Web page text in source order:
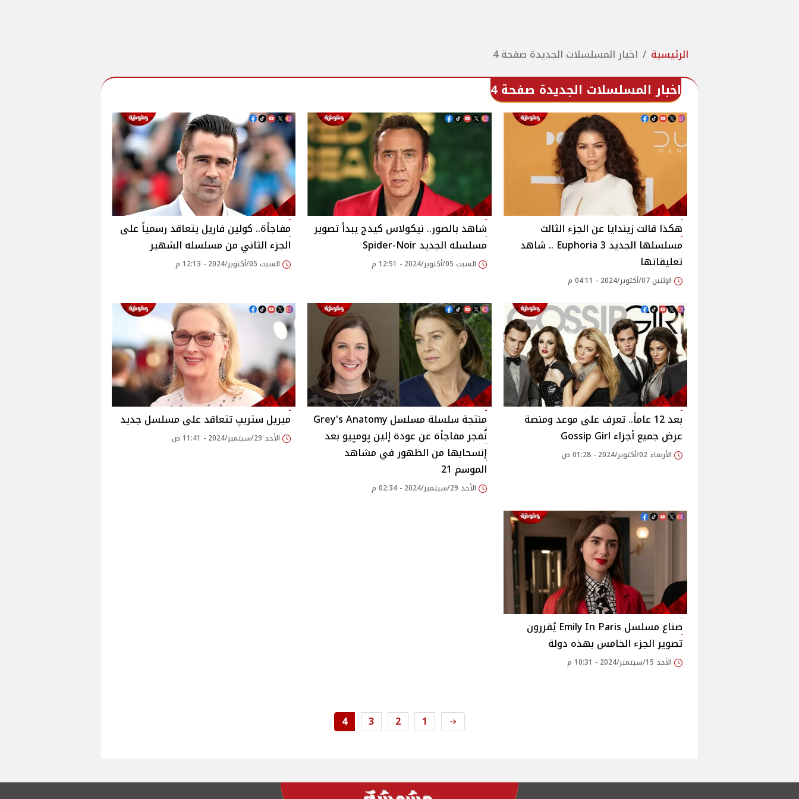
الرئيسية اخبار المسلسلات الجديدة صفحة 4
اخبار المسلسلات الجديدة صفحة 4
هكذا قالت زيندايا عن الجزء الثالث
مسلسلها الجديد Euphoria 3 .. شاهد
تعليقاتها
الإثنين 07/أكتوبر/2024 - 04:11 م
شاهد بالصور.. نيكولاس كيدج يبدأ تصوير
مسلسله الجديد Spider-Noir
السبت 05/أكتوبر/2024 - 12:51 م
مفاجأة.. كولين فاريل يتعاقد رسمياً على
الجزء الثاني من مسلسله الشهير
السبت 05/أكتوبر/2024 - 12:13 م
بعد 12 عاماً.. تعرف على موعد ومنصة
عرض جميع أجزاء Gossip Girl
الأربعاء 02/أكتوبر/2024 - 01:28 ص
منتجة سلسلة مسلسل Grey's Anatomy
تُفجر مفاجأة عن عودة إلين پومپيو بعد
إنسحابها من الظهور في مشاهد
الموسم 21
الأحد 29/سبتمبر/2024 - 02:34 م
ميريل ستريپ تتعاقد على مسلسل جديد
الأحد 29/سبتمبر/2024 - 11:41 ص
صناع مسلسل Emily In Paris يُقررون
تصوير الجزء الخامس بهذه دولة
الأحد 15/سبتمبر/2024 - 10:31 م
1
2
3
4